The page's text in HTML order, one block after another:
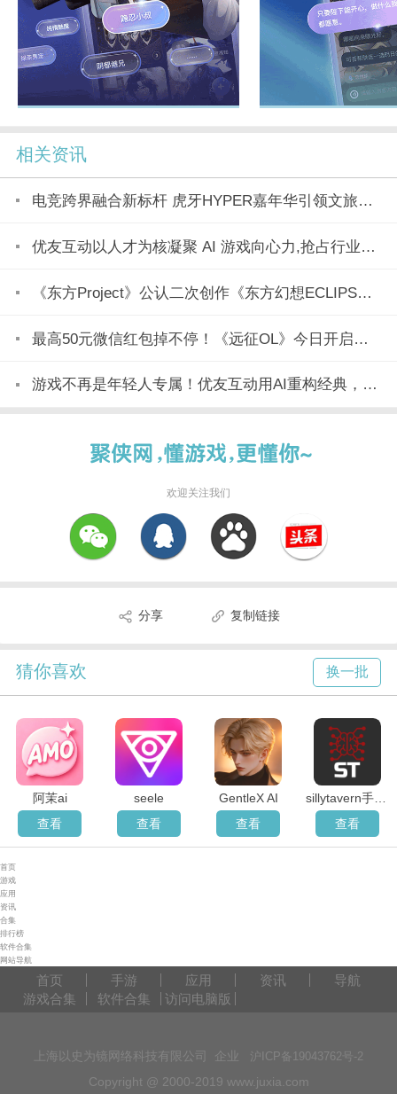
相关资讯
电竞跨界融合新标杆 虎牙HYPER嘉年华引领文旅产业新潮流
优友互动以人才为核凝聚 AI 游戏向心力,抢占行业变革制高点
《东方Project》公认二次创作《东方幻想ECLIPSE》7月23日正式上市
最高50元微信红包掉不停！《远征OL》今日开启美食节新区「玉脍」！
游戏不再是年轻人专属！优友互动用AI重构经典，全民都能玩
欢迎关注我们
分享 复制链接
猜你喜欢 换一批
阿茉ai
查看
seele
查看
GentleX AI
查看
sillytavern手机版
查看
首页
游戏
应用
资讯
合集
排行榜
软件合集
网站导航
首页 手游 应用 资讯
导航
游戏合集
软件合集 访问电脑版
上海以史为镜网络科技有限公司 企业 沪ICP备19043762号-2
Copyright @ 2000-2019 www.juxia.com